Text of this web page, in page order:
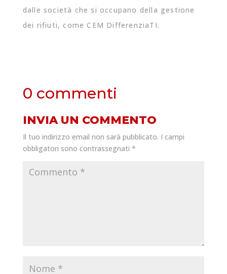
dalle società che si occupano della gestione
dei rifiuti, come CEM DifferenziaTI.
0 commenti
INVIA UN COMMENTO
Il tuo indirizzo email non sarà pubblicato. I campi
obbligatori sono contrassegnati *